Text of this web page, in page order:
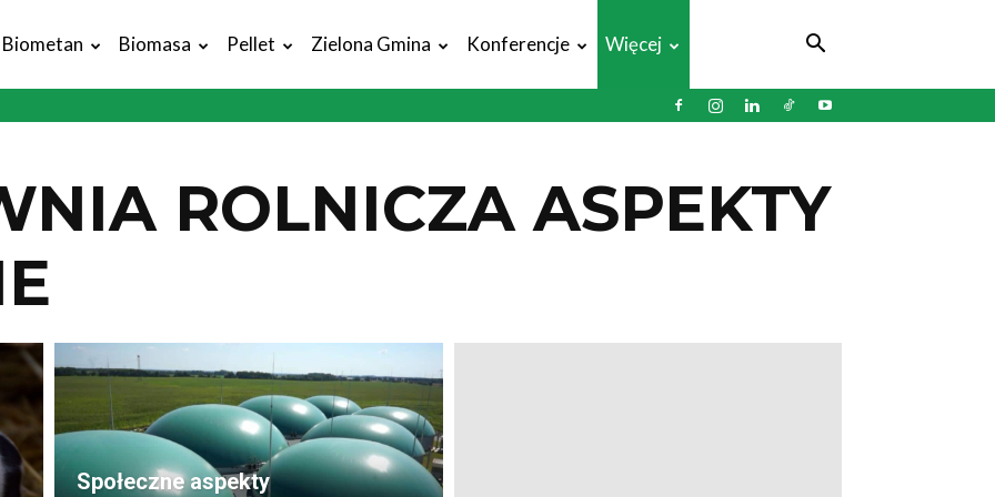
Biometan Biomasa Pellet Zielona Gmina Konferencje Więcej
ROLNICZA ASPEKTY
Społeczne aspekty